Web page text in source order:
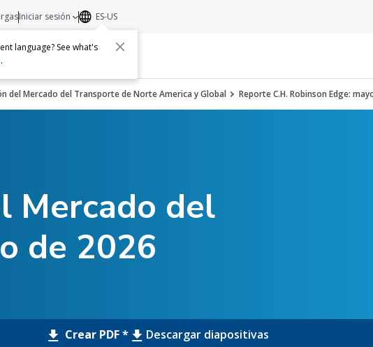
Acerca de Contacto
Iniciar sesión ES-US
language? See what's
.
del Mercado del Transporte de Norte America y Global Reporte C.H. Robinson Edge:
Mercado del
de 2026
Crear PDF * Descargar diapositivas